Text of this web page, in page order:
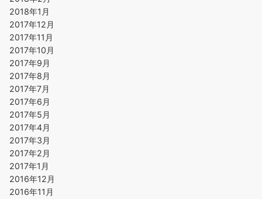
2018年1月
2017年12月
2017年11月
2017年10月
2017年9月
2017年8月
2017年7月
2017年6月
2017年5月
2017年4月
2017年3月
2017年2月
2017年1月
2016年12月
2016年11月